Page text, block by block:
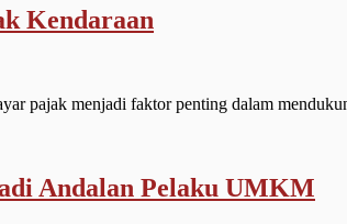
Kendaraan
pajak menjadi faktor penting dalam
Andalan Pelaku UMKM